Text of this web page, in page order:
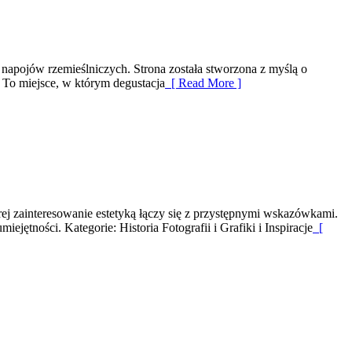
rzemieślniczych. Strona została stworzona z myślą o
miejsce, w którym degustacja [ Read More ]
estetyką łączy się z przystępnymi wskazówkami.
Kategorie: Historia Fotografii i Grafiki i Inspiracje [